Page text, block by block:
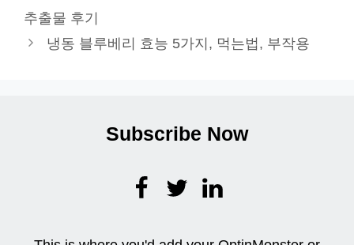
리
추출물 후기
냉동 블루베리 효능 5가지, 먹는법, 부작용
Subscribe Now